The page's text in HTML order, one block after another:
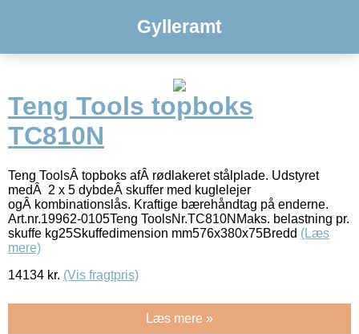
Gylleramt
Teng Tools topboks
TC810N
Teng ToolsÂ topboks afÂ rødlakeret stålplade. Udstyret
medÂ 2 x 5 dybdeÂ skuffer med kuglelejer
ogÂ kombinationslås. Kraftige bærehåndtag på enderne.
Art.nr.19962-0105Teng ToolsNr.TC810NMaks. belastning pr.
skuffe kg25Skuffedimension mm576x380x75Bredd (Læs
mere)
14134 kr. (Vis fragtpris)
Læs mere »